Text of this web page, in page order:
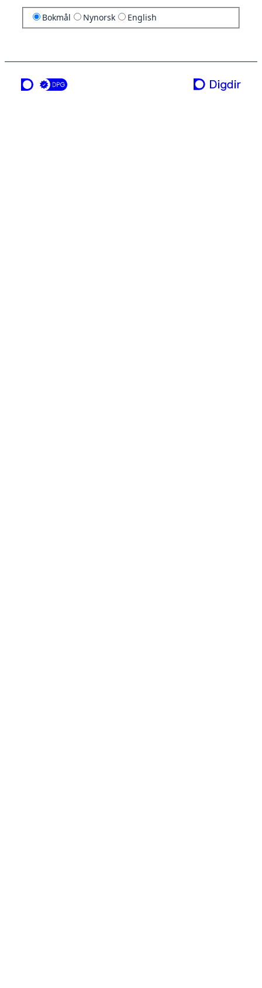
Bokmål Nynorsk English